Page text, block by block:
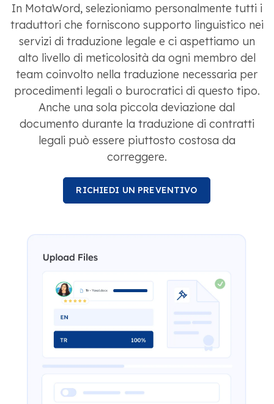
In MotaWord, selezioniamo personalmente tutti i
traduttori che forniscono supporto linguistico nei
servizi di traduzione legale e ci aspettiamo un
alto livello di meticolosità da ogni membro del
team coinvolto nella traduzione necessaria per
procedimenti legali o burocratici di questo tipo.
Anche una sola piccola deviazione dal
documento durante la traduzione di contratti
legali può essere piuttosto costosa da
correggere.
RICHIEDI UN PREVENTIVO